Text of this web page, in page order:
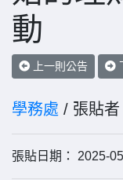
動
上一則公告
學務處 / 張貼者
張貼日期： 2025-